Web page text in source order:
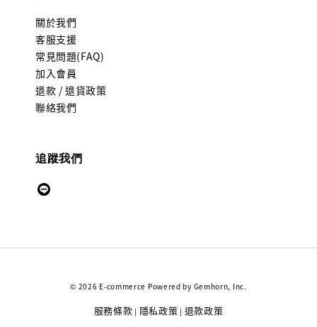
關於我們
客服支援
常見問題(FAQ)
加入會員
退款 / 退貨政策
聯絡我們
追蹤我們
© 2026 E-commerce Powered by Gemhorn, Inc.
服務條款 | 隱私政策 | 退款政策